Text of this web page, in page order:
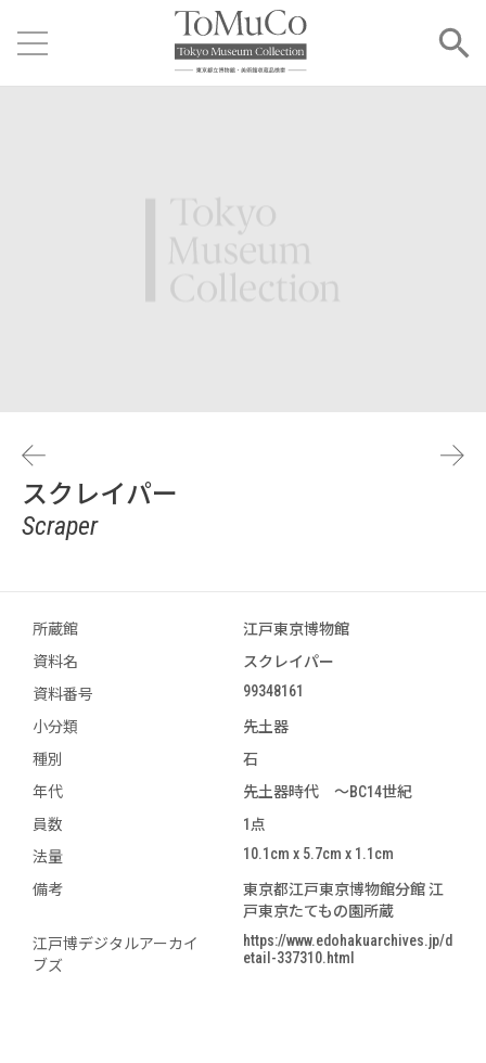
スクレイパー
Scraper
所蔵館
江戸東京博物館
資料名
スクレイパー
資料番号
99348161
小分類
先土器
種別
石
年代
先土器時代 ～BC14世紀
員数
1点
法量
10.1cm x 5.7cm x 1.1cm
備考
東京都江戸東京博物館分館 江
戸東京たてもの園所蔵
江戸博デジタルアーカイ
ブズ
https://www.edohakuarchives.jp/d
etail-337310.html